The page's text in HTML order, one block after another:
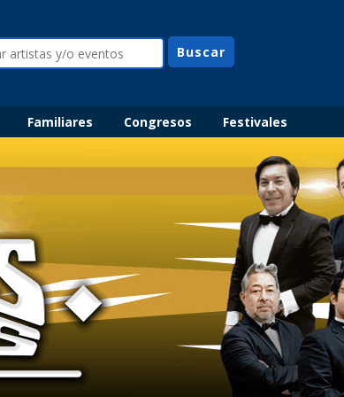
Familiares Congresos Festivales